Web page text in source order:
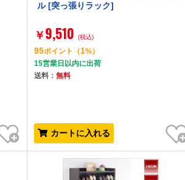
お気に入り
ル [突っ張りラック]
￥ 9,510 (税込)
95ポイント （1%）
15営業日以内に出荷
送料： 無料
カートに入れる
お気に入り